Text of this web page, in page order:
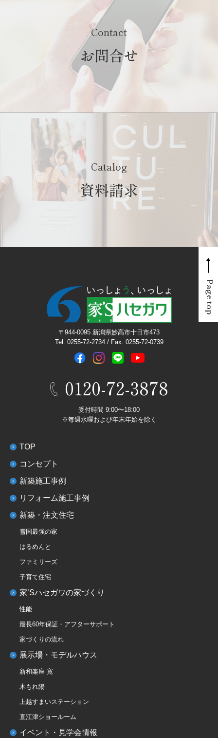
Contact
お問合せ
Catalog
資料請求
Page top
〒944-0095 新潟県妙高市十日市473
Tel. 0255-72-2734 / Fax. 0255-72-0739
0120-72-3878
受付時間 9:00〜18:00
※毎週水曜および年末年始を除く
TOP
コンセプト
新築施工事例
リフォーム施工事例
新築・注文住宅
雪国最強の家
はるめんと
ファミリーズ
子育て住宅
家’Sハセガワの家づくり
性能
最長60年保証・アフターサポート
家づくりの流れ
展示場・モデルハウス
新和楽座 寛
木もれ陽
上越すまいステーション
直江津ショールーム
イベント・見学会情報